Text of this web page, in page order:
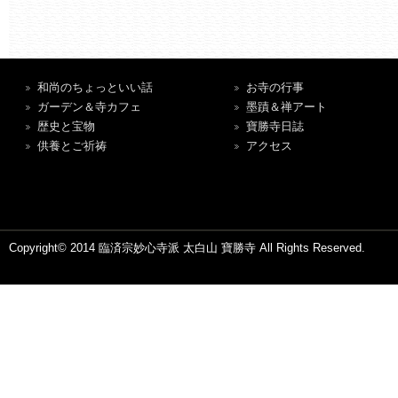
和尚のちょっといい話
ガーデン＆寺カフェ
歴史と宝物
供養とご祈祷
お寺の行事
墨蹟＆禅アート
寶勝寺日誌
アクセス
Copyright© 2014 臨済宗妙心寺派 太白山 寶勝寺 All Rights Reserved.